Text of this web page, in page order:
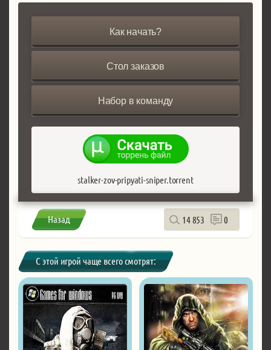
Как начать?
Стол заказов
Набор в команду
stalker-zov-pripyati-sniper.torrent
Назад 14 853 0
С этой игрой чаще всего смотрят: